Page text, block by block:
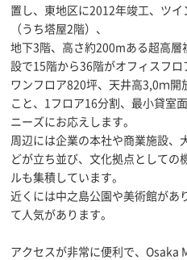
置し、東地区に2012年竣工、ツ
（うち塔屋2階）、
地下3階、高さ約200mある超高
設で15階から36階がオフィスフロ
ワンフロア820坪、天井高3,0ｍ
こと、1フロア16分割、最小貸室
ニーズにお応えします。
周辺には企業の本社や商業施設、
どが立ち並び、文化拠点としての
ルも集積しています。
近くには中之島公園や美術館があ
て人気があります。
アクセスが非常に便利で、Osaka